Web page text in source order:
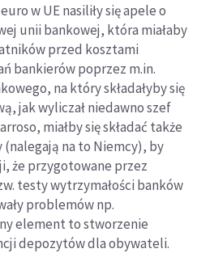
w UE nasiliły się apele o
unii bankowej, która miałaby
przed kosztami
bankierów poprzez m.in.
na który składałyby się
jak wyliczał niedawno szef
miałby się składać także
na to Niemcy), by
że przygotowane przez
testy wytrzymałości banków
problemów np.
element to stworzenie
depozytów dla obywateli.